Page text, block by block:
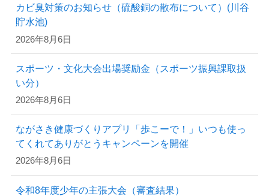
カビ臭対策のお知らせ（硫酸銅の散布について）(川谷
貯水池)
2026年8月6日
スポーツ・文化大会出場奨励金（スポーツ振興課取扱
い分）
2026年8月6日
ながさき健康づくりアプリ「歩こーで！」いつも使っ
てくれてありがとうキャンペーンを開催
2026年8月6日
令和8年度少年の主張大会（審査結果）